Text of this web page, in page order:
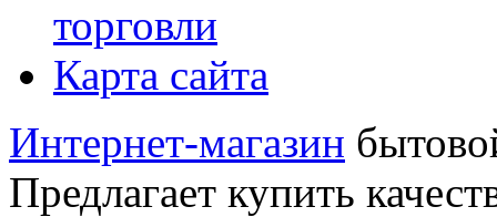
торговли
Карта сайта
Интернет-магазин
Предлагает купить